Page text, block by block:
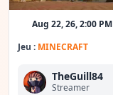
Aug 22, 26, 2:00 PM
Jeu : MINECRAFT
TheGuill84
Streamer